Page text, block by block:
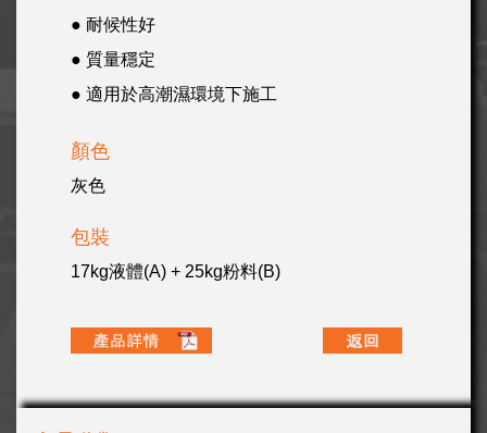
● 耐候性好
● 質量穩定
● 適用於高潮濕環境下施工
顏色
灰色
包裝
17kg液體(A) + 25kg粉料(B)